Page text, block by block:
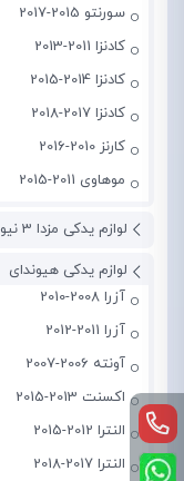
سورنتو 2015-2017
کادنزا 2011-2013
کادنزا 2014-2015
کادنزا 2017-2018
کارنز 2010-2016
موهاوی 2011-2015
لوازم یدکی مزدا 3 نیو
لوازم یدکی هیوندای
آزرا 2008-2010
آزرا 2011-2012
آونته 2006-2007
اکسنت 2013-2015
النترا 2012-2015
النترا 2017-2018